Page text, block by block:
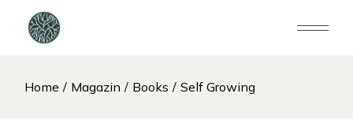
Home Magazin Books Self Growing